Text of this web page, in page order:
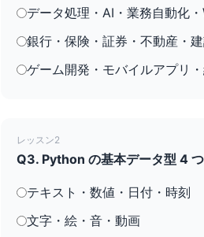
データ処理・AI・業務自動化
銀行・保険・証券・不動産・
ゲーム開発・モバイルアプリ
レッスン2
Q3. Python の基本データ型 4
テキスト・数値・日付・時刻
文字・絵・音・動画